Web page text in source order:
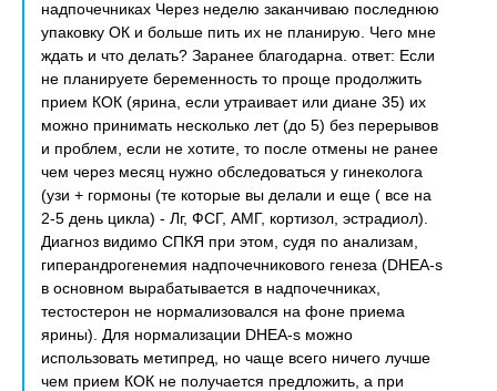
надпочечниках Через неделю заканчиваю последнюю
упаковку ОК и больше пить их не планирую. Чего мне
ждать и что делать? Заранее благодарна. ответ: Если
не планируете беременность то проще продолжить
прием КОК (ярина, если утраивает или диане 35) их
можно принимать несколько лет (до 5) без перерывов
и проблем, если не хотите, то после отмены не ранее
чем через месяц нужно обследоваться у гинеколога
(узи + гормоны (те которые вы делали и еще ( все на
2-5 день цикла) - Лг, ФСГ, АМГ, кортизол, эстрадиол).
Диагноз видимо СПКЯ при этом, судя по анализам,
гиперандрогенемия надпочечникового генеза (DHEA-s
в основном вырабатывается в надпочечниках,
тестостерон не нормализовался на фоне приема
ярины). Для нормализации DHEA-s можно
использовать метипред, но чаще всего ничего лучше
чем прием КОК не получается предложить, а при